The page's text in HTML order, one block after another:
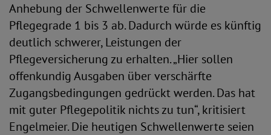
Anhebung der Schwellenwerte für die
Pflegegrade 1 bis 3 ab. Dadurch würde es künftig
deutlich schwerer, Leistungen der
Pflegeversicherung zu erhalten. „Hier sollen
offenkundig Ausgaben über verschärfte
Zugangsbedingungen gedrückt werden. Das hat
mit guter Pflegepolitik nichts zu tun“, kritisiert
Engelmeier. Die heutigen Schwellenwerte seien